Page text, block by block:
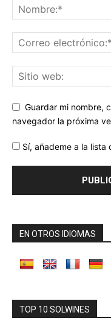
Guardar mi nombre,
navegador la próxima
Sí, añademe a la lista
EN OTROS IDIOMAS
TOP 10 SOLWINES